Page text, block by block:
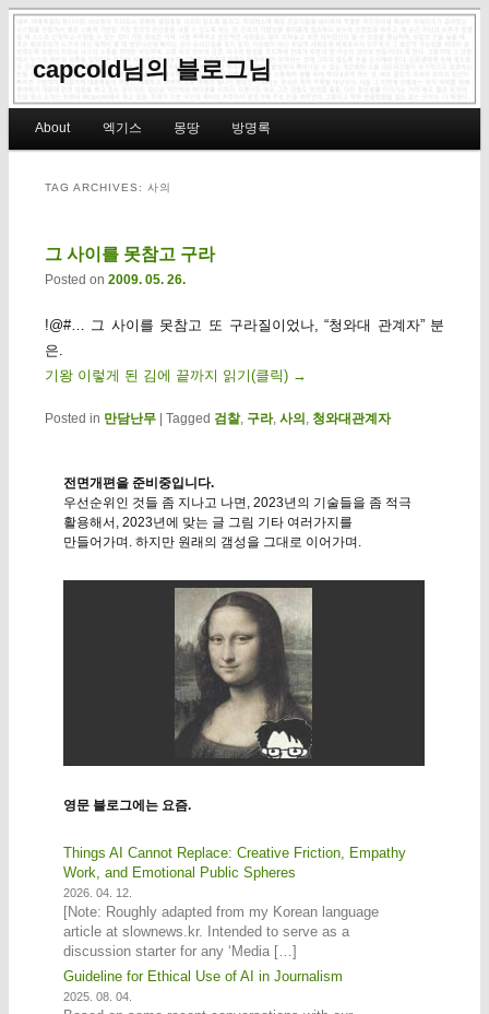
capcold님의 블로그님
Skip to primary content
Skip to secondary content
About 엑기스 몽땅 방명록
TAG ARCHIVES: 사의
그 사이를 못참고 구라
Posted on 2009. 05. 26.
!@#… 그 사이를 못참고 또 구라질이었나, “청와대 관계자” 분
은.
기왕 이렇게 된 김에 끝까지 읽기(클릭) →
Posted in 만담난무 | Tagged 검찰, 구라, 사의 청와대관계자
전면개편을 준비중입니다.
우선순위인 것들 좀 지나고 나면, 2023년의 기술들을 좀 적극
활용해서, 2023년에 맞는 글 그림 기타 여러가지를
만들어가며. 하지만 원래의 갬성을 그대로 이어가며.
영문 블로그에는 요즘.
Things AI Cannot Replace: Creative Friction, Empathy
Work, and Emotional Public Spheres
2026. 04. 12.
[Note: Roughly adapted from my Korean language
article at slownews.kr. Intended to serve as a
discussion starter for any ‘Media […]
Guideline for Ethical Use of AI in Journalism
2025. 08. 04.